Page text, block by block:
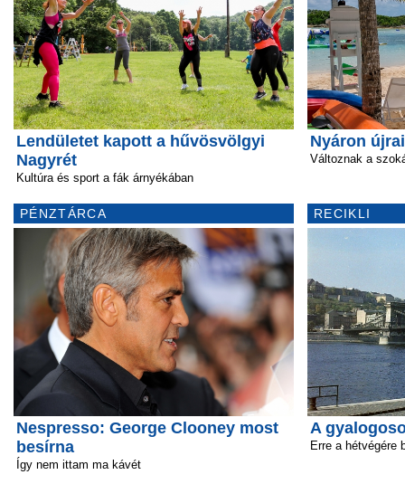
Lendületet kapott a hűvösvölgyi
Nagyrét
Kultúra és sport a fák árnyékában
PÉNZTÁRCA
Nespresso: George Clooney most
besírna
Így nem ittam ma kávét
Nyáron
Változnak a
RECIKLI
A
Erre a hétvégére